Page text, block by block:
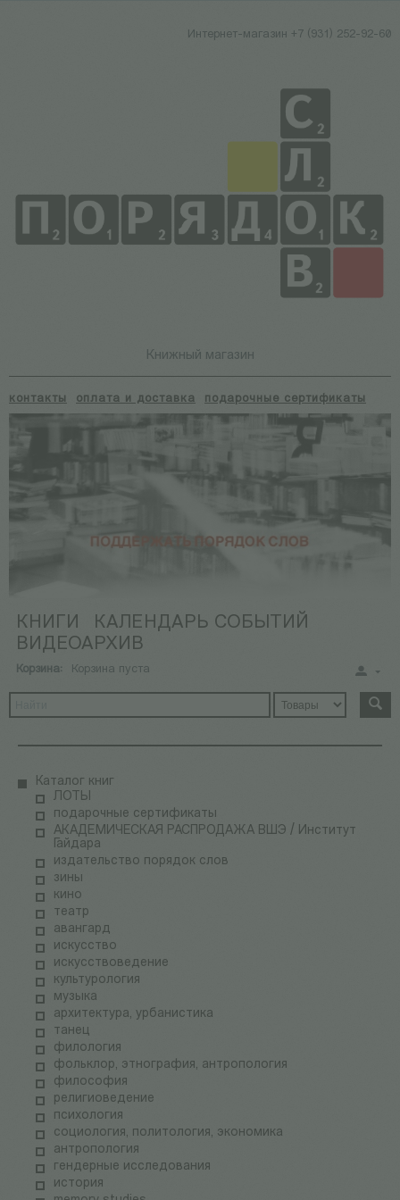
Интернет-магазин +7 (931) 252-92-60
Книжный магазин
контакты оплата и доставка подарочные сертификаты
КНИГИ
КАЛЕНДАРЬ СОБЫТИЙ
ВИДЕОАРХИВ
Корзина: Корзина пуста
Каталог книг
ЛОТЫ
подарочные сертификаты
АКАДЕМИЧЕСКАЯ РАСПРОДАЖА ВШЭ / Институт
Гайдара
издательство порядок слов
зины
кино
театр
авангард
искусство
искусствоведение
культурология
музыка
архитектура, урбанистика
танец
филология
фольклор, этнография, антропология
философия
религиоведение
психология
социология, политология, экономика
антропология
гендерные исследования
история